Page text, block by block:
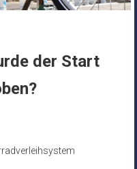
der Start